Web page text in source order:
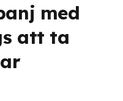
med
att ta